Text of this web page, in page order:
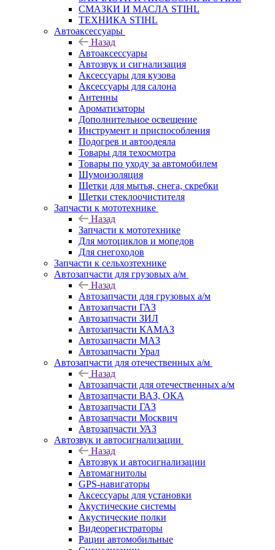
СМАЗКИ И МАСЛА STIHL
ТЕХНИКА STIHL
Автоаксессуары
Назад
Автоаксессуары
Автозвук и сигнализация
Аксессуары для кузова
Аксессуары для салона
Антенны
Ароматизаторы
Дополнительное освещение
Инструмент и приспособления
Подогрев и автоодеяла
Товары для техосмотра
Товары по уходу за автомобилем
Шумоизоляция
Щетки для мытья, снега, скребки
Щетки стеклоочистителя
Запчасти к мототехнике
Назад
Запчасти к мототехнике
Для мотоциклов и мопедов
Для снегоходов
Запчасти к сельхозтехнике
Автозапчасти для грузовых а/м
Назад
Автозапчасти для грузовых а/м
Автозапчасти ГАЗ
Автозапчасти ЗИЛ
Автозапчасти КАМАЗ
Автозапчасти МАЗ
Автозапчасти Урал
Автозапчасти для отечественных а/м
Назад
Автозапчасти для отечественных а/м
Автозапчасти ВАЗ, ОКА
Автозапчасти ГАЗ
Автозапчасти Москвич
Автозапчасти УАЗ
Автозвук и автосигнализации
Назад
Автозвук и автосигнализации
Автомагнитолы
GPS-навигаторы
Аксессуары для установки
Акустические системы
Акустические полки
Видеорегистраторы
Рации автомобильные